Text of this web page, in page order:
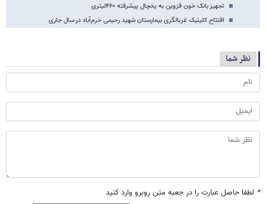
تجهیز بانک خون قزوین به یخچال پیشرفته ۴۶۰لیتری
افتتاح کلینیک غربالگری بیمارستان شهید رحیمی خرم‌آباد در سال جاری
نظر شما
* لطفا حاصل عبارت را در جعبه متن روبرو وارد کنید